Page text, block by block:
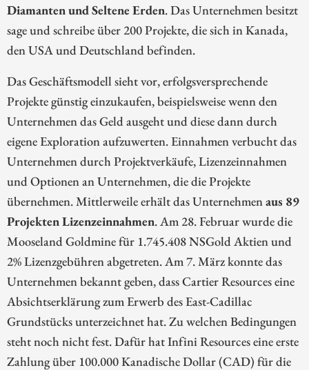
Diamanten und Seltene Erden. Das Unternehmen besitzt
sage und schreibe über 200 Projekte, die sich in Kanada,
den USA und Deutschland befinden.
Das Geschäftsmodell sieht vor, erfolgsversprechende
Projekte günstig einzukaufen, beispielsweise wenn den
Unternehmen das Geld ausgeht und diese dann durch
eigene Exploration aufzuwerten. Einnahmen verbucht das
Unternehmen durch Projektverkäufe, Lizenzeinnahmen
und Optionen an Unternehmen, die die Projekte
übernehmen. Mittlerweile erhält das Unternehmen aus 89
Projekten Lizenzeinnahmen. Am 28. Februar wurde die
Mooseland Goldmine für 1.745.408 NSGold Aktien und
2% Lizenzgebühren abgetreten. Am 7. März konnte das
Unternehmen bekannt geben, dass Cartier Resources eine
Absichtserklärung zum Erwerb des East-Cadillac
Grundstücks unterzeichnet hat. Zu welchen Bedingungen
steht noch nicht fest. Dafür hat Infini Resources eine erste
Zahlung über 100.000 Kanadische Dollar (CAD) für die